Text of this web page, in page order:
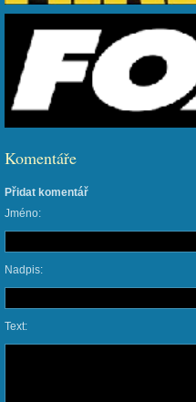
Komentáře
Přidat komentář
Jméno:
Nadpis:
Text: